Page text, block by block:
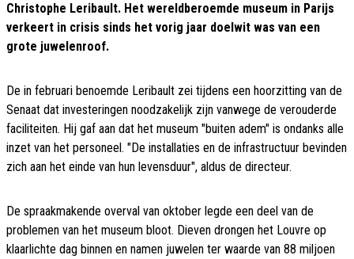
Christophe Leribault. Het wereldberoemde museum in Parijs
verkeert in crisis sinds het vorig jaar doelwit was van een
grote juwelenroof.
De in februari benoemde Leribault zei tijdens een hoorzitting van de
Senaat dat investeringen noodzakelijk zijn vanwege de verouderde
faciliteiten. Hij gaf aan dat het museum "buiten adem" is ondanks alle
inzet van het personeel. "De installaties en de infrastructuur bevinden
zich aan het einde van hun levensduur", aldus de directeur.
De spraakmakende overval van oktober legde een deel van de
problemen van het museum bloot. Dieven drongen het Louvre op
klaarlichte dag binnen en namen juwelen ter waarde van 88 miljoen